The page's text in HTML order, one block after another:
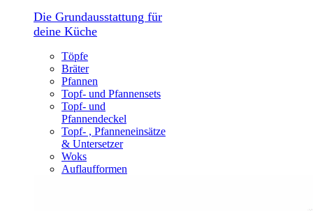
Die Grundausstattung für
deine Küche
Töpfe
Bräter
Pfannen
Topf- und Pfannensets
Topf- und
Pfannendeckel
Topf- , Pfanneneinsätze
& Untersetzer
Woks
Auflaufformen